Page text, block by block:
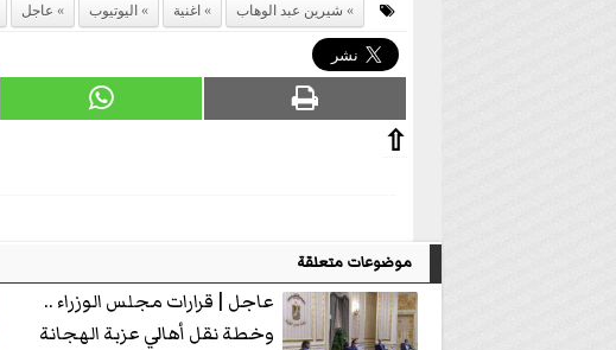
شيرين عبد الوهاب اغنية اليوتيوب عاجل
⇧
موضوعات متعلقة
عاجل | قرارات مجلس الوزراء ..
وخطة نقل أهالي عزبة الهجانة